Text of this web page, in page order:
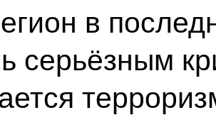
в
серьёзным